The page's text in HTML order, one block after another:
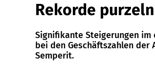
Rekorde purzeln
Signifikante Steigerungen im
bei den Geschäftszahlen der
Semperit.